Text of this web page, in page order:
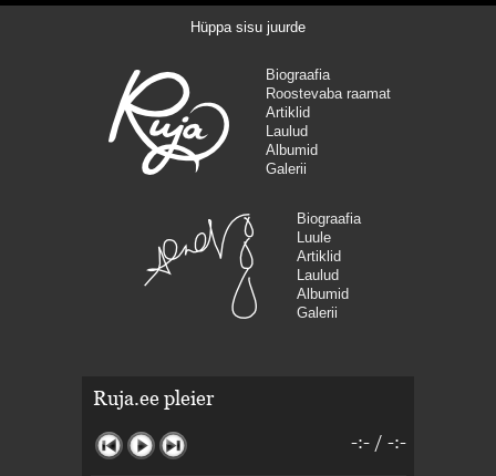
Hüppa sisu juurde
Biograafia
Roostevaba raamat
Artiklid
Laulud
Albumid
Galerii
Biograafia
Luule
Artiklid
Laulud
Albumid
Galerii
Ruja.ee pleier
-:- / -:-